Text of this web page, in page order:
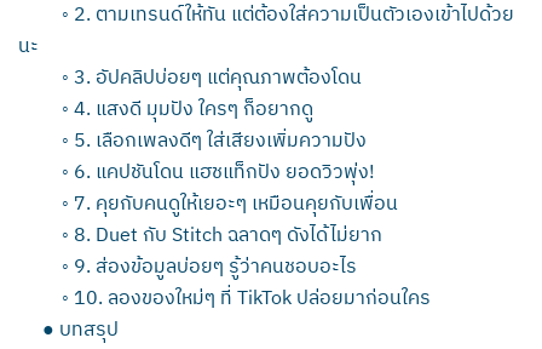
◦ 2. ตามเทรนด์ให้ทัน แต่ต้องใส่ความเป็นตัวเองเข้าไปด้วย
นะ
◦3. อัปคลิปบ่อยๆ แต่คุณภาพต้องโดน
◦4. แสงดี มุมปัง ใครๆ ก็อยากดู
◦ 5. เลือกเพลงดีๆ ใส่เสียงเพิ่มความปัง
◦ 6. แคปชันโดน แฮชแท็กปัง ยอดวิวพุ่ง!
◦ 7. คุยกับคนดูให้เยอะๆ เหมือนคุยกับเพื่อน
◦ 8. Duet กับ Stitch ฉลาดๆ ดังได้ไม่ยาก
◦ 9. ส่องข้อมูลบ่อยๆ รู้ว่าคนชอบอะไร
◦ 10. ลองของใหม่ๆ ที่ TikTok ปล่อยมาก่อนใคร
● บทสรุป